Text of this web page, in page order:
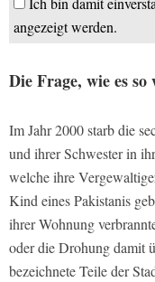
angezeigt werden.
Die Frage, wie es
Im Jahr 2000 starb die
und ihrer Schwester in
welche ihre
Kind eines Pakistanis
ihrer Wohnung
oder die Drohung damit
bezeichnete Teile der